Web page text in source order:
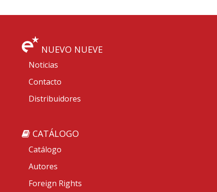
NUEVO NUEVE
Noticias
Contacto
Distribuidores
CATÁLOGO
Catálogo
Autores
Foreign Rights